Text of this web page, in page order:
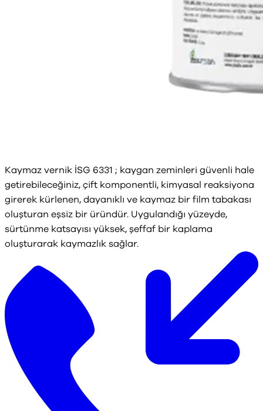
Kaymaz vernik İSG 6331 ; kaygan zeminleri güvenli hale
getirebileceğiniz, çift komponentli, kimyasal reaksiyona
girerek kürlenen, dayanıklı ve kaymaz bir film tabakası
oluşturan eşsiz bir üründür. Uygulandığı yüzeyde,
sürtünme katsayısı yüksek, şeffaf bir kaplama
oluşturarak kaymazlık sağlar.